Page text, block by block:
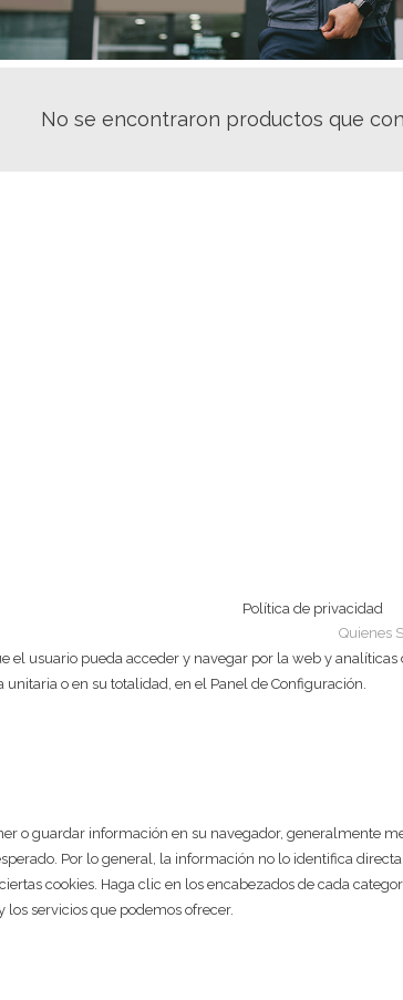
No se encontraron productos que
Política de privacidad
Quienes
el usuario pueda acceder y navegar por la web y
unitaria o en su totalidad, en el Panel de Configuración.
o guardar información en su navegador, generalmente
Por lo general, la información no lo identifica
cookies. Haga clic en los encabezados de cada
los servicios que podemos ofrecer.